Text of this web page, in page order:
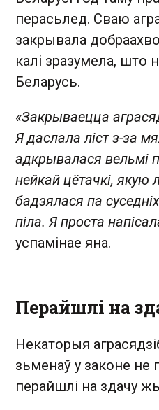
перасьлед. Сваю
закрывала
калі зразумела, што
Беларусь.
«Закрываецца
Я даслала ліст з-за
адкрывалася вельмі
нейкай цётачкі, якую
бадзялася па
піла. Я проста
успамінае яна.
Перайшлі на
Некаторыя
зьменаў у законе не
перайшлі на здачу